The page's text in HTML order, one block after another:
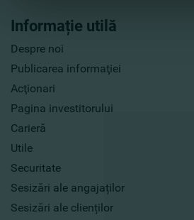
Informație utilă
Despre noi
Publicarea informaţiei
Acţionari
Pagina investitorului
Carieră
Utile
Securitate
Sesizări ale angajaților
Sesizări ale clienților